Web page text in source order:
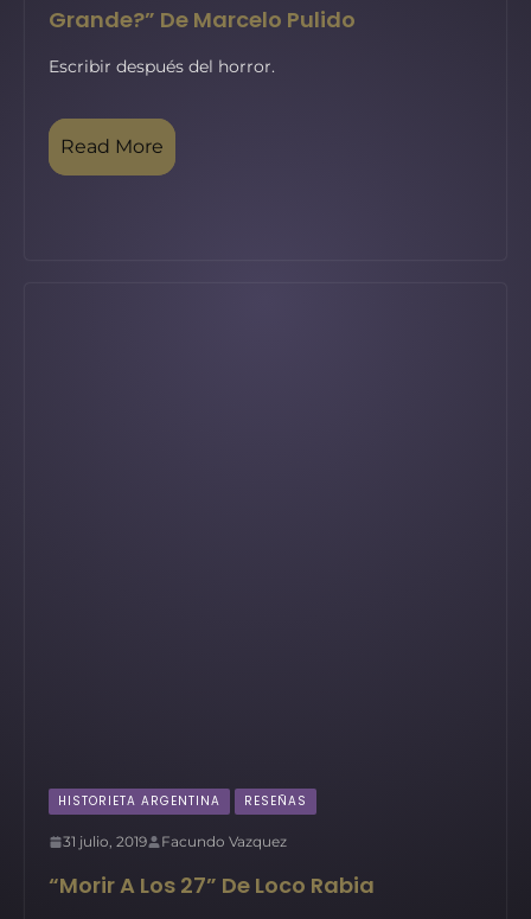
Grande?” De Marcelo Pulido
Escribir después del horror.
Read More
HISTORIETA ARGENTINA RESEÑAS
31 julio, 2019 Facundo Vazquez
“Morir A Los 27” De Loco Rabia